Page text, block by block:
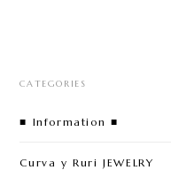
CATEGORIES
■ Information ■
Curva y Ruri JEWELRY